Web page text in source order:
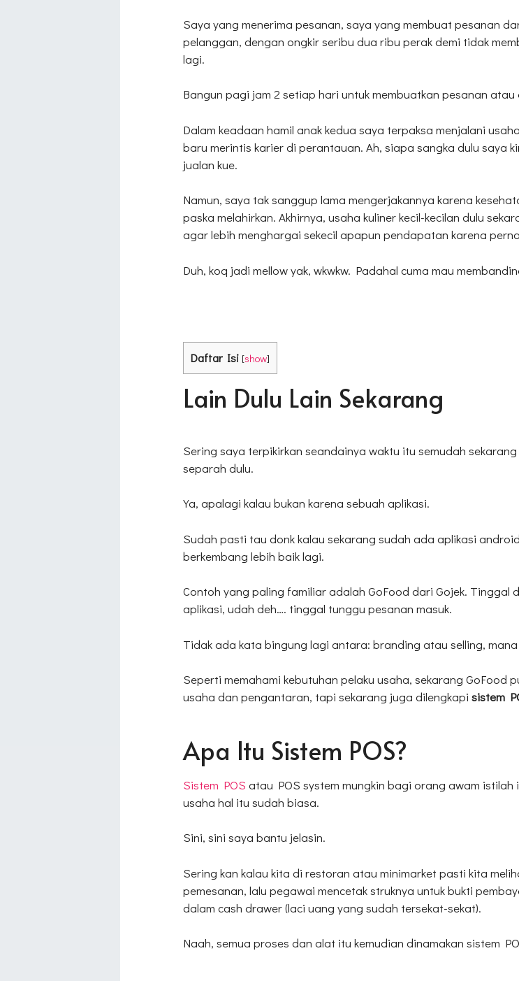
Saya yang menerima pesanan, saya yang membuat pesanan
pelanggan, dengan ongkir seribu dua ribu perak demi tidak
lagi.
Bangun pagi jam 2 setiap hari untuk membuatkan pesanan
Dalam keadaan hamil anak kedua saya terpaksa menjalani
baru merintis karier di perantauan. Ah, siapa sangka dulu saya
jualan kue.
Namun, saya tak sanggup lama mengerjakannya karena
paska melahirkan. Akhirnya, usaha kuliner kecil-kecilan dulu
agar lebih menghargai sekecil apapun pendapatan karena
Duh, koq jadi mellow yak, wkwkw. Padahal cuma mau
Daftar Isi [show]
Lain Dulu Lain Sekarang
Sering saya terpikirkan seandainya waktu itu semudah
separah dulu.
Ya, apalagi kalau bukan karena sebuah aplikasi.
Sudah pasti tau donk kalau sekarang sudah ada aplikasi
berkembang lebih baik lagi.
Contoh yang paling familiar adalah GoFood dari Gojek.
aplikasi, udah deh…. tinggal tunggu pesanan masuk.
Tidak ada kata bingung lagi antara: branding atau selling,
Seperti memahami kebutuhan pelaku usaha, sekarang GoFood
usaha dan pengantaran, tapi sekarang juga dilengkapi sistem
Apa Itu Sistem POS?
Sistem POS atau POS system mungkin bagi orang awam
usaha hal itu sudah biasa.
Sini, sini saya bantu jelasin.
Sering kan kalau kita di restoran atau minimarket pasti kita
pemesanan, lalu pegawai mencetak struknya untuk bukti
dalam cash drawer (laci uang yang sudah tersekat-sekat).
Naah, semua proses dan alat itu kemudian dinamakan sistem